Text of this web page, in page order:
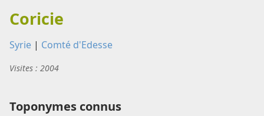
Coricie
Syrie | Comté d'Edesse
Visites : 2004
Toponymes connus